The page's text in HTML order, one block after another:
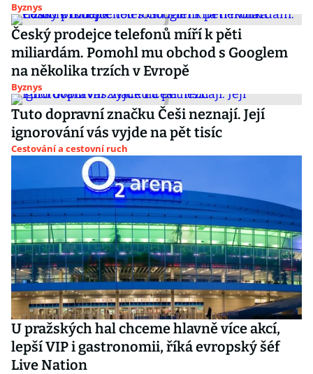
Byznys
Český prodejce telefonů míří k pěti
miliardám. Pomohl mu obchod s Googlem
na několika trzích v Evropě
Byznys
Tuto dopravní značku Češi neznají. Její
ignorování vás vyjde na pět tisíc
Cestování a cestovní ruch
U pražských hal chceme hlavně více akcí,
lepší VIP i gastronomii, říká evropský šéf
Live Nation